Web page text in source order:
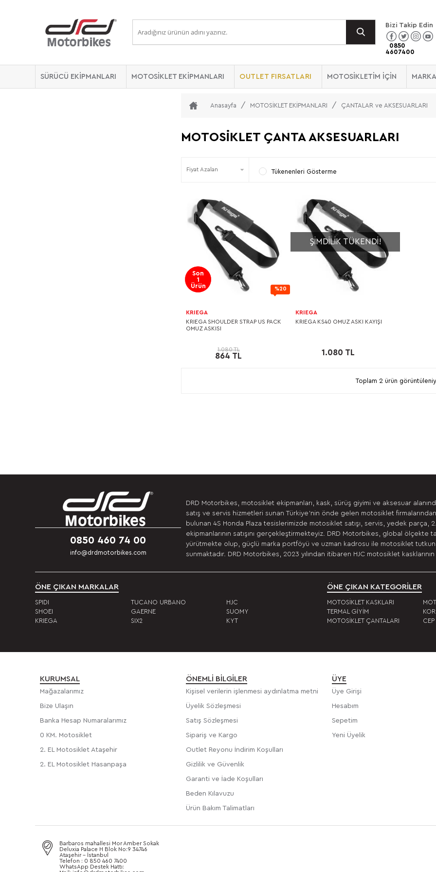
Bizi Takip Edin
0850
4607400
SÜRÜCÜ EKİPMANLARI MOTOSİKLET EKİPMANLARI OUTLET FIRSATLARI MOTOSİKLETİM İÇİN
Anasayfa MOTOSİKLET EKİPMANLARI ÇANTALAR ve AKSESUARLARI
MOTOSİKLET ÇANTA AKSESUARLARI
Tükenenleri Gösterme
%20
Son
1
Ürün
KRIEGA
KRIEGA SHOULDER STRAP US PACK
OMUZ ASKISI
1.080 TL
864 TL
ŞIMDILIK TÜKENDI!
KRIEGA
KRIEGA KS40 OMUZ ASKI KAYIŞI
1.080 TL
Toplam 2 ürün
0850 460 74 00
info@drdmotorbikes.com
DRD Motorbikes, motosiklet ekipmanları, kask, sürüş giyimi ve aksesuar
satış ve servis hizmetleri sunan Türkiye’nin önde gelen motosiklet
bulunan 4S Honda Plaza tesislerimizde motosiklet satışı, servis, yedek parça,
ekipmanlarının satışını gerçekleştirmekteyiz. DRD Motorbikes, global ölçekte
yürütmekte olup, güçlü marka portföyü ve uzman kadrosu ile motosiklet
sunmaktadır. DRD Motorbikes, 2023 yılından itibaren HJC motosiklet
ÖNE ÇIKAN MARKALAR
SPIDI TUCANO URBANO
HJC
SHOEI
GAERNE
SUOMY
KRIEGA
SIX2 KYT
ÖNE ÇIKAN KATEGORİLER
MOTOSİKLET KASKLARI
TERMAL GİYİM
MOTOSİKLET ÇANTALARI
KURUMSAL
Mağazalarımız
Bize Ulaşın
Banka Hesap Numaralarımız
0 KM. Motosiklet
2. EL Motosiklet Ataşehir
2. EL Motosiklet Hasanpaşa
ÖNEMLI BILGILER
Kişisel verilerin işlenmesi aydınlatma metni
Üyelik Sözleşmesi
Satış Sözleşmesi
Sipariş ve Kargo
Outlet Reyonu İndirim Koşulları
Gizlilik ve Güvenlik
Garanti ve İade Koşulları
Beden Kılavuzu
Ürün Bakım Talimatları
ÜYE
Üye Girişi
Hesabım
Sepetim
Yeni Üyelik
Barbaros mahallesi Mor Amber Sokak
Deluxia Palace H Blok No:9 34746
Ataşehir - İstanbul
Telefon : 0 850 460 7400
WhatsApp Destek Hattı: